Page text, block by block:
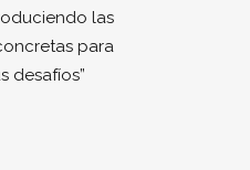
las
para
desafíos”